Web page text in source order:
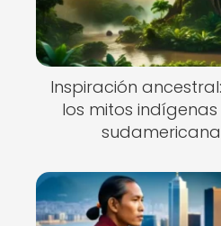
Inspiración
los mitos